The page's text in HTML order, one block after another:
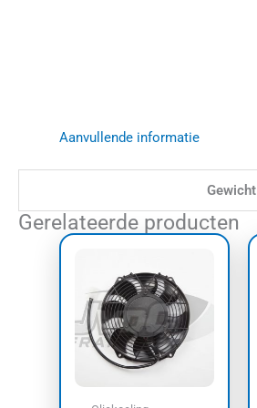
Aanvullende informatie
Gewicht
Gerelateerde producten